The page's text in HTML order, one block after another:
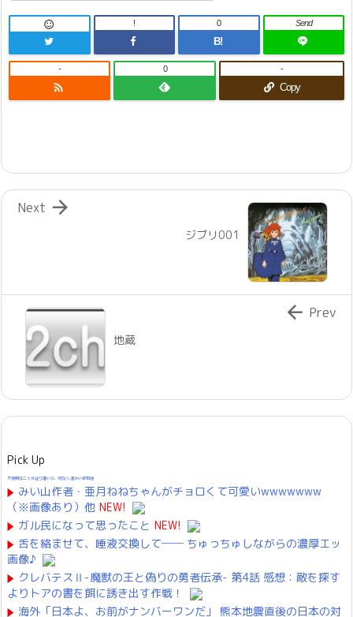
 !
B!
0 Send

- 0
Copy
-
ジブリ001

Next
地蔵
 Prev
Pick Up
不器用な二人が辿り着いた、切なく温かい恋物語
みい山作者・亜月ねねちゃんがチョロくて可愛いwwwwwww
（※画像あり）他 NEW!
ガル民になって思ったこと NEW!
舌を絡ませて、唾液交換して── ちゅっちゅしながらの濃厚エッ
画像♪
クレバテスⅡ-魔獣の王と偽りの勇者伝承- 第4話 感想：敵を探す
よりトアの書を餌に誘き出す作戦！
海外「日本よ、お前がナンバーワンだ」 熊本地震直後の日本の対